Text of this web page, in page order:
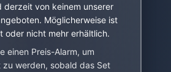
derzeit von keinem unserer
Möglicherweise ist
oder nicht mehr erhältlich.
einen Preis-Alarm, um
werden, sobald das Set